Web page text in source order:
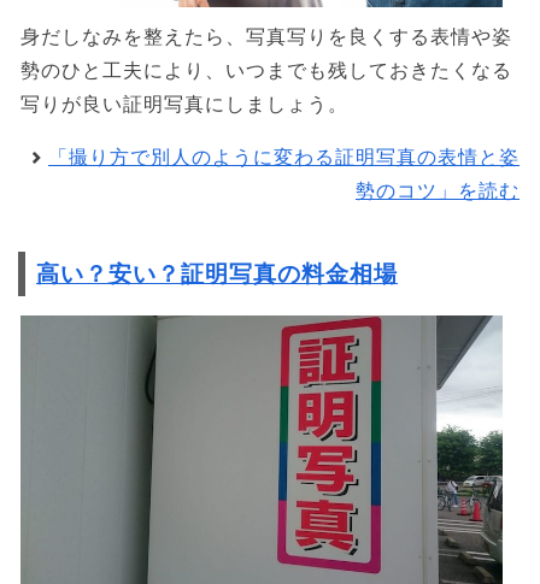
身だしなみを整えたら、写真写りを良くする表情や姿
勢のひと工夫により、いつまでも残しておきたくなる
写りが良い証明写真にしましょう。
「撮り方で別人のように変わる証明写真の表情と姿
勢のコツ」を読む
高い？安い？証明写真の料金相場